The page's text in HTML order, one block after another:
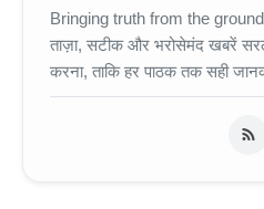
Bringing truth from the
ताज़ा, सटीक और भरोसेमंद खबरें
करना, ताकि हर पाठक तक सही